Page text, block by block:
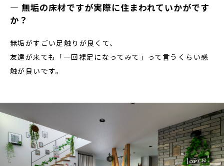
― 無垢の床材ですが実際に住まわれていかがです
か？
無垢がすごい足触りが良くて、
友達が来ても「一回裸足になってみて」って言うくらい感
触が良いです。